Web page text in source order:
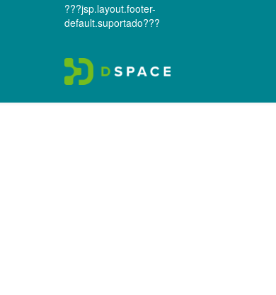
???jsp.layout.footer-
default.suportado???